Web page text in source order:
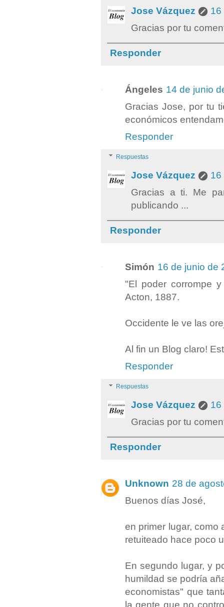
Jose Vázquez
16
Gracias por tu
Responder
Ángeles 14 de junio
Gracias Jose, por tu
económicos
Responder
Respuestas
Jose Vázquez
16
Gracias a ti. Me
publicando ...
Responder
Simón 16 de junio de
"El poder corrompe
Acton, 1887.
Occidente le ve las
Al fin un Blog claro!
Responder
Respuestas
Jose Vázquez
16
Gracias por tu
Responder
Unknown 28 de
Buenos días José,
en primer lugar, como
retuiteado hace poco
En segundo lugar, y
humildad se podría
economistas" que
la gente que no